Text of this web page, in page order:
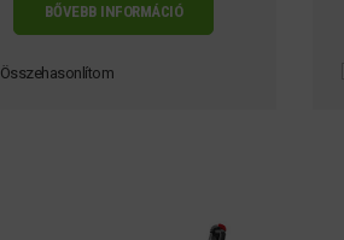
BŐVEBB INFORMÁCIÓ
Összehasonlítom